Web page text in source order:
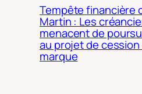
Tempête financière
Martin : Les
menacent de
au projet de cession
marque